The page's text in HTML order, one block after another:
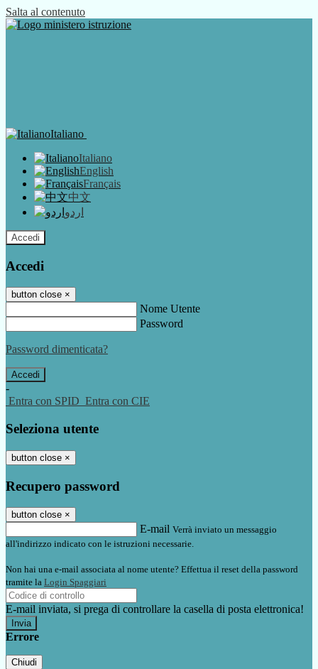
Salta al contenuto
Italiano
Italiano
English
Français
中文
اردو
Accedi
Accedi
button close ×
Nome Utente
Password
Password dimenticata?
-
Entra con SPID Entra con CIE
Seleziona utente
button close ×
Recupero password
button close ×
E-mail Verrà inviato un messaggio
all'indirizzo indicato con le istruzioni necessarie.
Non hai una e-mail associata al nome utente? Effettua il reset della password
tramite la Login Spaggiari
E-mail inviata, si prega di controllare la casella di posta elettronica!
Errore
Chiudi